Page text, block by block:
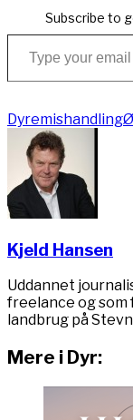
Subscribe to
Type your email…
Dyremishandling
Kjeld Hansen
Uddannet
freelance og
landbrug på
Mere i Dyr: